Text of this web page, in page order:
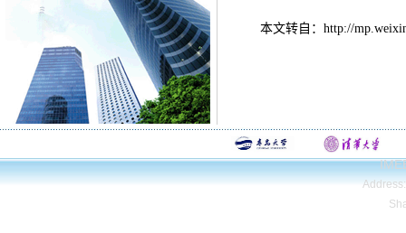
本文转自：http://